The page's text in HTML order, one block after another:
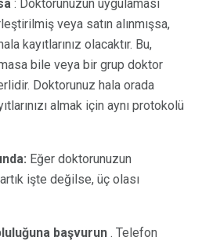
: Doktorunuzun uygulaması
veya satın alınmışsa,
kayıtlarınız olacaktır. Bu,
bile veya bir grup doktor
Doktorunuz hala orada
almak için aynı protokolü
Eğer doktorunuzun
işte değilse, üç olası
başvurun . Telefon